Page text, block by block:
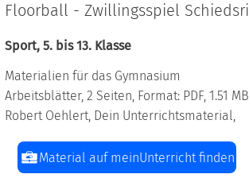
Floorball - Zwillingsspiel
Sport, 5. bis 13. Klasse
Materialien für das Gymnasium
Arbeitsblätter, 2 Seiten, Format: PDF, 1.51 MB
Robert Oehlert, Dein Unterrichtsmaterial,
Material auf meinUnterricht finden